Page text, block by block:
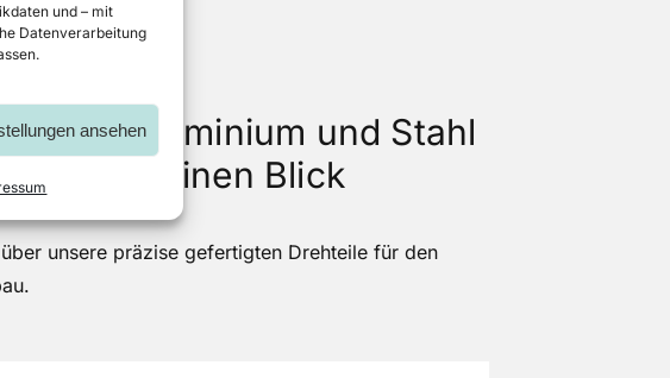
und – mit
Datenverarbeitung
ansehen
aus Aluminium und Stahl
auf einen Blick
unsere präzise gefertigten Drehteile für den